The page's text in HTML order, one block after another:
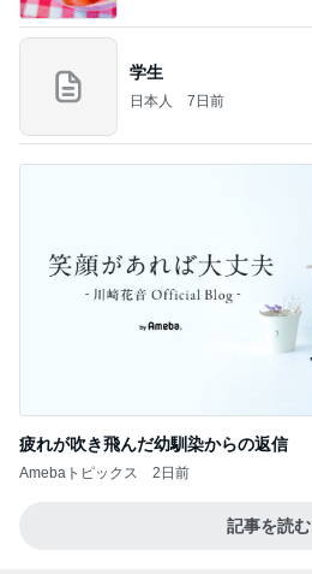
学生
日本人 7日前
疲れが吹き飛んだ幼馴染からの返信
Amebaトピックス 2日前
記事を読む